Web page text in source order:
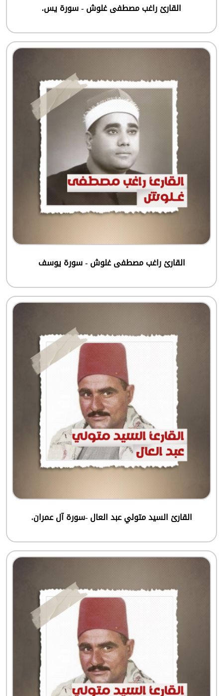
القارئ راغب مصطفى غلوش - سورة يس.
القارئ راغب مصطفى غلوش - سورة يوسف
القارئ السيد متولي عبد العال -سورة آل عمران.